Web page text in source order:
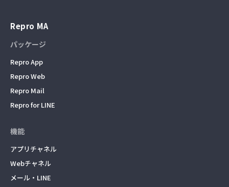
Repro MA
パッケージ
Repro App
Repro Web
Repro Mail
Repro for LINE
機能
アプリチャネル
Webチャネル
メール・LINE